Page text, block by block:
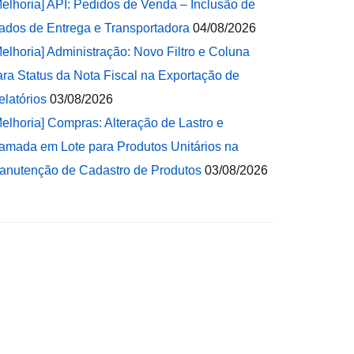
API: Pedidos de Venda – Inclusão de
de Entrega e Transportadora 04/08/2026
Administração: Novo Filtro e Coluna
Status da Nota Fiscal na Exportação de
03/08/2026
Compras: Alteração de Lastro e
em Lote para Produtos Unitários na
de Cadastro de Produtos 03/08/2026